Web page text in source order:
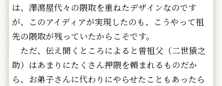
は、澤瀉屋代々の隈取を重ねたデザインなのです
が、このアイディアが実現したのも、こうやって祖
先の隈取が残っていたからこそです。
ただ、伝え聞くところによると曽祖父（二世猿之
助）はあまりにたくさん押隈を頼まれるものだか
ら、お弟子さんに代わりにやらせたこともあったら